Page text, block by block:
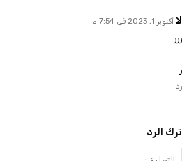
لا أكتوبر 1, 2023 في 7:54 م
ررر
ر
رد
ترك الرد